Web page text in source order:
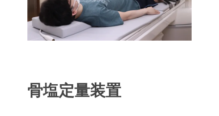
骨塩定量装置